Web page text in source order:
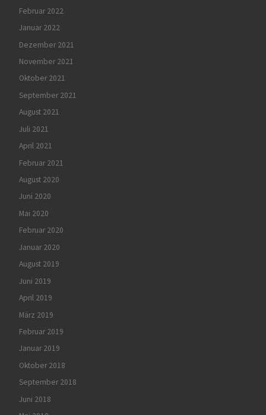
Februar 2022
Januar 2022
Dezember 2021
November 2021
Oktober 2021
September 2021
August 2021
Juli 2021
April 2021
Februar 2021
August 2020
Juni 2020
Mai 2020
Februar 2020
Januar 2020
August 2019
Juni 2019
April 2019
März 2019
Februar 2019
Januar 2019
Oktober 2018
September 2018
Juni 2018